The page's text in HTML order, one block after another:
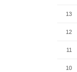
13
12
11
10